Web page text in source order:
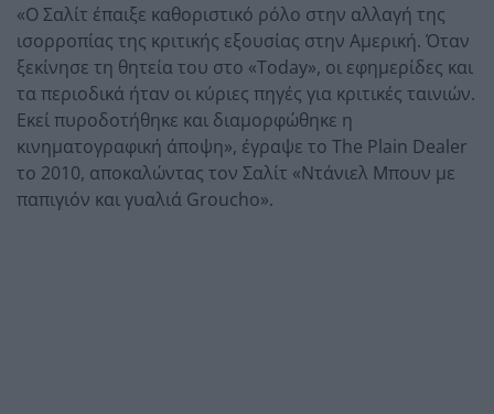
«Ο Σαλίτ έπαιξε καθοριστικό ρόλο στην αλλαγή της
ισορροπίας της κριτικής εξουσίας στην Αμερική. Όταν
ξεκίνησε τη θητεία του στο «Today», οι εφημερίδες και
τα περιοδικά ήταν οι κύριες πηγές για κριτικές ταινιών.
Εκεί πυροδοτήθηκε και διαμορφώθηκε η
κινηματογραφική άποψη», έγραψε το The Plain Dealer
το 2010, αποκαλώντας τον Σαλίτ «Ντάνιελ Μπουν με
παπιγιόν και γυαλιά Groucho».